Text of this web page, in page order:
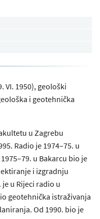
VI. 1950), geološki
i geotehnička
u Zagrebu
Radio je 1974–75. u
u Bakarcu bio je
i izgradnju
u Rijeci radio u
geotehnička istraživanja
Od 1990. bio je